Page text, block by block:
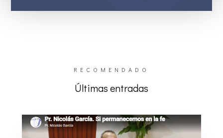
RECOMENDADO
Últimas entradas